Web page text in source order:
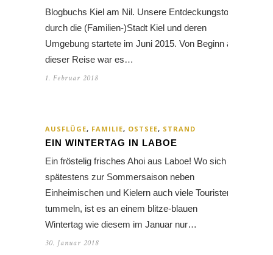
Blogbuchs Kiel am Nil. Unsere Entdeckungstour
durch die (Familien-)Stadt Kiel und deren
Umgebung startete im Juni 2015. Von Beginn an
dieser Reise war es…
1. Februar 2018
AUSFLÜGE, FAMILIE, OSTSEE, STRAND
EIN WINTERTAG IN LABOE
Ein fröstelig frisches Ahoi aus Laboe! Wo sich
spätestens zur Sommersaison neben
Einheimischen und Kielern auch viele Touristen
tummeln, ist es an einem blitze-blauen
Wintertag wie diesem im Januar nur…
30. Januar 2018